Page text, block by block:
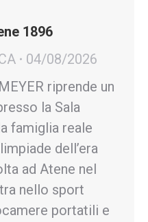
1896
04/08/2026
riprende un
la Sala
famiglia reale
dell’era
ad Atene nel
nello sport
portatili e